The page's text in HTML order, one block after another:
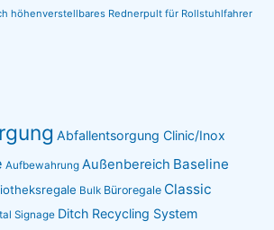
höhenverstellbares Rednerpult für Rollstuhlfahrer
Abfallentsorgung Clinic/Inox
Aufbewahrung Außenbereich Baseline
Bulk Büroregale Classic
Signage Ditch Recycling System